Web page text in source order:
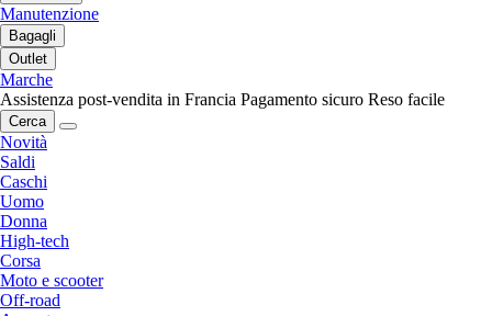
Manutenzione
Bagagli
Outlet
Marche
Assistenza post-vendita in Francia Pagamento sicuro Reso facile
Cerca
Novità
Saldi
Caschi
Uomo
Donna
High-tech
Corsa
Moto e scooter
Off-road